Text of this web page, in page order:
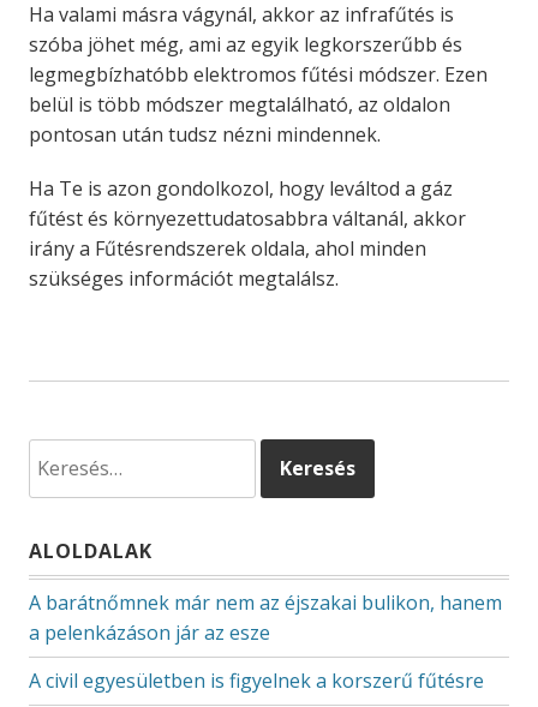
Ha valami másra vágynál, akkor az infrafűtés is
szóba jöhet még, ami az egyik legkorszerűbb és
legmegbízhatóbb elektromos fűtési módszer. Ezen
belül is több módszer megtalálható, az oldalon
pontosan után tudsz nézni mindennek.
Ha Te is azon gondolkozol, hogy leváltod a gáz
fűtést és környezettudatosabbra váltanál, akkor
irány a Fűtésrendszerek oldala, ahol minden
szükséges információt megtalálsz.
ALOLDALAK
A barátnőmnek már nem az éjszakai bulikon, hanem
a pelenkázáson jár az esze
A civil egyesületben is figyelnek a korszerű fűtésre